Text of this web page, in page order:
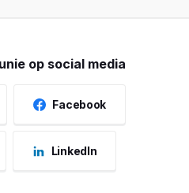
op social media
Facebook
LinkedIn